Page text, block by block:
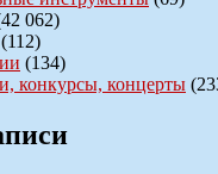
062)
(112)
(134)
конкурсы, концерты